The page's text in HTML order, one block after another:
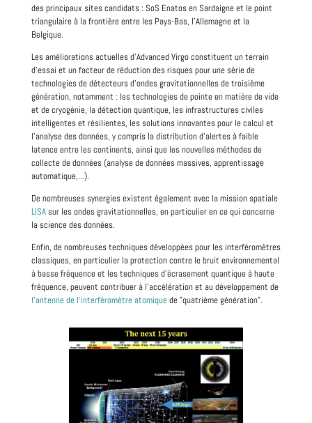
des principaux sites candidats : SoS Enatos en Sardaigne et le point
triangulaire à la frontière entre les Pays-Bas, l'Allemagne et la
Belgique.
Les améliorations actuelles d'Advanced Virgo constituent un terrain
d'essai et un facteur de réduction des risques pour une série de
technologies de détecteurs d'ondes gravitationnelles de troisième
génération, notamment : les technologies de pointe en matière de vide
et de cryogénie, la détection quantique, les infrastructures civiles
intelligentes et résilientes, les solutions innovantes pour le calcul et
l'analyse des données, y compris la distribution d'alertes à faible
latence entre les continents, ainsi que les nouvelles méthodes de
collecte de données (analyse de données massives, apprentissage
automatique,...).
De nombreuses synergies existent également avec la mission spatiale
LISAsur les ondes gravitationnelles, en particulier en ce qui concerne
la science des données.
Enfin, de nombreuses techniques développées pour les interféromètres
classiques, en particulier la protection contre le bruit environnemental
à basse fréquence et les techniques d'écrasement quantique à haute
fréquence, peuvent contribuer à l'accélération et au développement de
l'antenne de l'interféromètre atomiquede "quatrième génération".